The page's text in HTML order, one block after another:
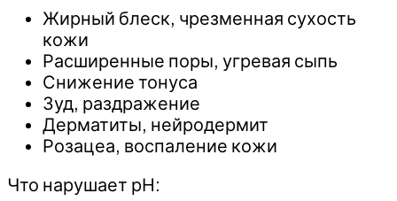
‌Жирный блеск, чрезменная сухость
кожи
Расширенные поры, угревая сыпь
Снижение тонуса
Зуд, раздражение
Дерматиты, нейродермит
Розацеа, воспаление кожи
‌Что нарушает рН: